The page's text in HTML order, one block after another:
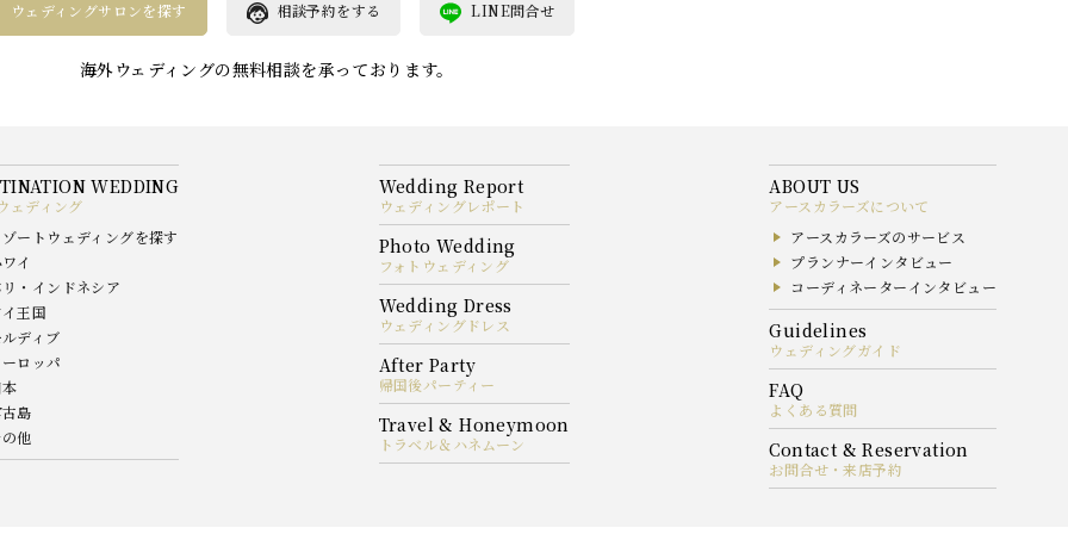
ウェディングサロンを探す 相談予約をする LINE問合せ
海外ウェディングの無料相談を承っております。
ェディング
ートウェディングを探す
イ
・インドネシア
王国
ディブ
ロッパ
島
他
ウェディングレポート
フォトウェディング
ウェディングドレス
帰国後パーティー
トラベル＆ハネムーン
アースカラーズについて
アースカラーズのサービス
プランナーインタビュー
コーディネーターインタビュー
ウェディングガイド
よくある質問
お問合せ・来店予約